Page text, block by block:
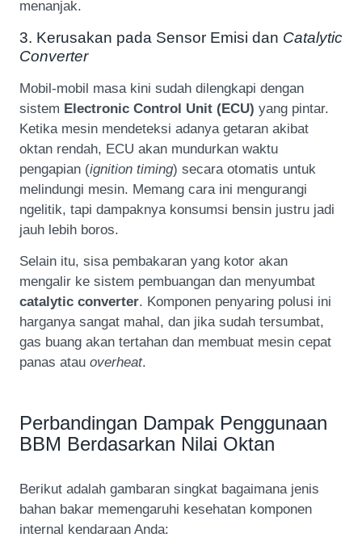
menanjak.
3. Kerusakan pada Sensor Emisi dan Catalytic
Converter
Mobil-mobil masa kini sudah dilengkapi dengan
sistem Electronic Control Unit (ECU) yang pintar.
Ketika mesin mendeteksi adanya getaran akibat
oktan rendah, ECU akan mundurkan waktu
pengapian (ignition timing) secara otomatis untuk
melindungi mesin. Memang cara ini mengurangi
ngelitik, tapi dampaknya konsumsi bensin justru jadi
jauh lebih boros.
Selain itu, sisa pembakaran yang kotor akan
mengalir ke sistem pembuangan dan menyumbat
catalytic converter. Komponen penyaring polusi ini
harganya sangat mahal, dan jika sudah tersumbat,
gas buang akan tertahan dan membuat mesin cepat
panas atau overheat.
Perbandingan Dampak Penggunaan
BBM Berdasarkan Nilai Oktan
Berikut adalah gambaran singkat bagaimana jenis
bahan bakar memengaruhi kesehatan komponen
internal kendaraan Anda: